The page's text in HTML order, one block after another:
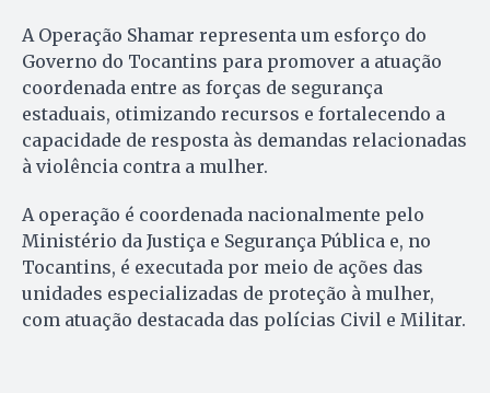
A Operação Shamar representa um esforço do
Governo do Tocantins para promover a atuação
coordenada entre as forças de segurança
estaduais, otimizando recursos e fortalecendo a
capacidade de resposta às demandas relacionadas
à violência contra a mulher.
A operação é coordenada nacionalmente pelo
Ministério da Justiça e Segurança Pública e, no
Tocantins, é executada por meio de ações das
unidades especializadas de proteção à mulher,
com atuação destacada das polícias Civil e Militar.